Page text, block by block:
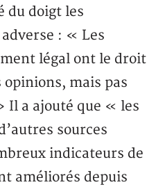
du doigt les
: « Les
légal ont le droit
mais pas
Il a ajouté que « les
sources
indicateurs de
améliorés depuis